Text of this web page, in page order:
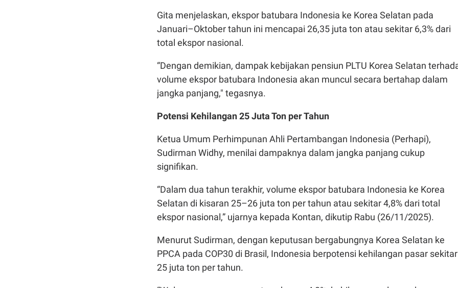
Gita menjelaskan, ekspor batubara Indonesia ke Korea Selatan pada
Januari–Oktober tahun ini mencapai 26,35 juta ton atau sekitar 6,3% dari
total ekspor nasional.
“Dengan demikian, dampak kebijakan pensiun PLTU Korea Selatan
volume ekspor batubara Indonesia akan muncul secara bertahap dalam
jangka panjang," tegasnya.
Potensi Kehilangan 25 Juta Ton per Tahun
Ketua Umum Perhimpunan Ahli Pertambangan Indonesia (Perhapi),
Sudirman Widhy, menilai dampaknya dalam jangka panjang cukup
signifikan.
“Dalam dua tahun terakhir, volume ekspor batubara Indonesia ke Korea
Selatan di kisaran 25–26 juta ton per tahun atau sekitar 4,8% dari total
ekspor nasional,” ujarnya kepada Kontan, dikutip Rabu (26/11/2025).
Menurut Sudirman, dengan keputusan bergabungnya Korea Selatan ke
PPCA pada COP30 di Brasil, Indonesia berpotensi kehilangan pasar sekitar
25 juta ton per tahun.